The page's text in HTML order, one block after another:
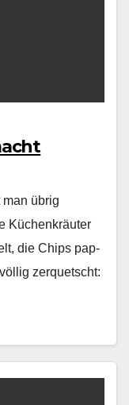
übrig
Küchenkräuter
die Chips pap­
zer­quetscht: